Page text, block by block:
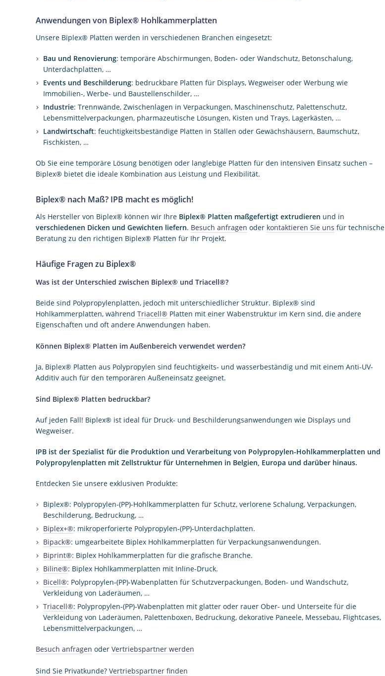
Anwendungen von Biplex® Hohlkammerplatten
Unsere Biplex® Platten werden in verschiedenen Branchen eingesetzt:
Bau und Renovierung: temporäre Abschirmungen, Boden- oder Wandschutz, Betonschalung,
Unterdachplatten, …
Events und Beschilderung: bedruckbare Platten für Displays, Wegweiser oder Werbung wie
Immobilien-, Werbe- und Baustellenschilder, …
Industrie: Trennwände, Zwischenlagen in Verpackungen, Maschinenschutz, Palettenschutz,
Lebensmittelverpackungen, pharmazeutische Lösungen, Kisten und Trays, Lagerkästen, …
Landwirtschaft: feuchtigkeitsbeständige Platten in Ställen oder Gewächshäusern, Baumschutz,
Fischkisten, …
Ob Sie eine temporäre Lösung benötigen oder langlebige Platten für den intensiven Einsatz suchen –
Biplex® bietet die ideale Kombination aus Leistung und Flexibilität.
Biplex® nach Maß? IPB macht es möglich!
Als Hersteller von Biplex® können wir Ihre Biplex® Platten maßgefertigt extrudieren und in
verschiedenen Dicken und Gewichten liefern. Besuch anfragen oder kontaktieren Sie uns für technische
Beratung zu den richtigen Biplex® Platten für Ihr Projekt.
Häufige Fragen zu Biplex®
Was ist der Unterschied zwischen Biplex® und Triacell®?
Beide sind Polypropylenplatten, jedoch mit unterschiedlicher Struktur. Biplex® sind
Hohlkammerplatten, während Triacell® Platten mit einer Wabenstruktur im Kern sind, die andere
Eigenschaften und oft andere Anwendungen haben.
Können Biplex® Platten im Außenbereich verwendet werden?
Ja, Biplex® Platten aus Polypropylen sind feuchtigkeits- und wasserbeständig und mit einem Anti-UV-
Additiv auch für den temporären Außeneinsatz geeignet.
Sind Biplex® Platten bedruckbar?
Auf jeden Fall! Biplex® ist ideal für Druck- und Beschilderungsanwendungen wie Displays und
Wegweiser.
IPB ist der Spezialist für die Produktion und Verarbeitung von Polypropylen-Hohlkammerplatten und
Polypropylenplatten mit Zellstruktur für Unternehmen in Belgien, Europa und darüber hinaus.
Entdecken Sie unsere exklusiven Produkte:
Biplex®: Polypropylen-(PP)-Hohlkammerplatten für Schutz, verlorene Schalung, Verpackungen,
Beschilderung, Bedruckung, …
Biplex+®: mikroperforierte Polypropylen-(PP)-Unterdachplatten.
Bipack®: umgearbeitete Biplex Hohlkammerplatten für Verpackungsanwendungen.
Biprint®: Biplex Hohlkammerplatten für die grafische Branche.
Biline®: Biplex Hohlkammerplatten mit Inline-Druck.
Bicell®: Polypropylen-(PP)-Wabenplatten für Schutzverpackungen, Boden- und Wandschutz,
Verkleidung von Laderäumen, …
Triacell®: Polypropylen-(PP)-Wabenplatten mit glatter oder rauer Ober- und Unterseite für die
Verkleidung von Laderäumen, Palettenboxen, Bedruckung, dekorative Paneele, Messebau, Flightcases,
Lebensmittelverpackungen, …
Besuch anfragen oder Vertriebspartner werden
Sind Sie Privatkunde? Vertriebspartner finden